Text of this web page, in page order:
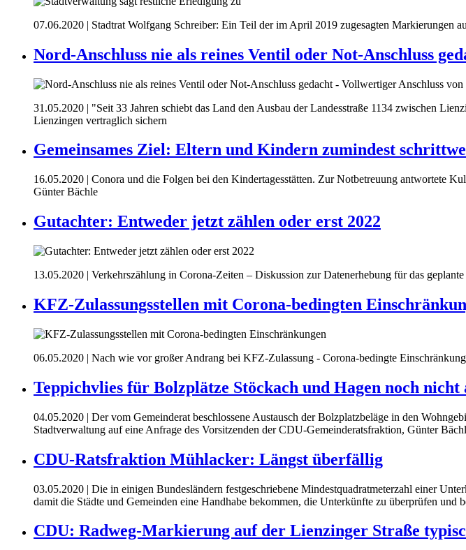
07.06.2020 | Stadtrat Wolfgang Schreiber: Ein Teil der im April 2019 zugesagten Markierungen
Nord-Anschluss nie als reines Ventil oder Not-Anschluss
31.05.2020 | "Seit 33 Jahren schiebt das Land den Ausbau der Landesstraße 1134 zwischen
Lienzingen vertraglich sichern
Gemeinsames Ziel: Eltern und Kindern zumindest
16.05.2020 | Conora und die Folgen bei den Kindertagesstätten. Zur Notbetreuung antwortete
Günter Bächle
Gutachter: Entweder jetzt zählen oder erst 2022
13.05.2020 | Verkehrszählung in Corona-Zeiten – Diskussion zur Datenerhebung für das
KFZ-Zulassungsstellen mit Corona-bedingten
06.05.2020 | Nach wie vor großer Andrang bei KFZ-Zulassung - Corona-bedingte
Teppichvlies für Bolzplätze Stöckach und Hagen noch nicht
04.05.2020 | Der vom Gemeinderat beschlossene Austausch der Bolzplatzbeläge in den
Stadtverwaltung auf eine Anfrage des Vorsitzenden der CDU-Gemeinderatsfraktion, Günter
CDU-Ratsfraktion Mühlacker: Längst überfällig
03.05.2020 | Die in einigen Bundesländern festgeschriebene Mindestquadratmeterzahl einer
damit die Städte und Gemeinden eine Handhabe bekommen, die Unterkünfte zu überprüfen und
CDU: Radweg-Markierung auf der Lienzinger Straße